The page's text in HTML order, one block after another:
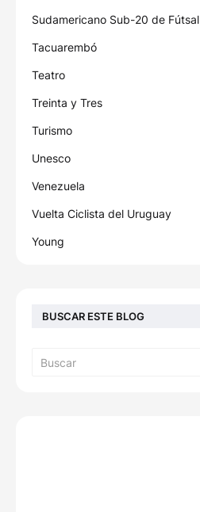
Sudamericano Sub-20 de Fútsal
Tacuarembó
Teatro
Treinta y Tres
Turismo
Unesco
Venezuela
Vuelta Ciclista del Uruguay
Young
BUSCAR ESTE BLOG